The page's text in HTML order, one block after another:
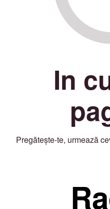
In
Pregătește-te, urmează